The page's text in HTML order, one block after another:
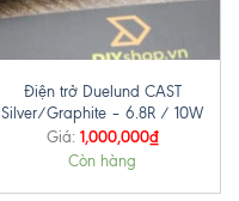
Điện trở Duelund CAST
Silver/Graphite – 6.8R / 10W
Giá: 1,000,000₫
Còn hàng